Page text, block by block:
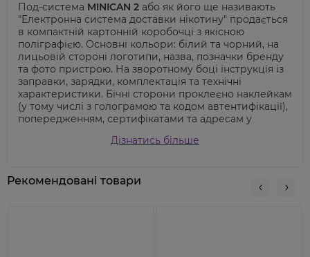
Под-система MINICAN 2 або як його ще називають
"Електронна система доставки нікотину" продається
в компактній картонній коробочці з якісною
поліграфією. Основні кольори: білий та чорний, на
лицьовій стороні логотипи, назва, позначки бренду
та фото пристрою. На зворотному боці інструкція із
заправки, зарядки, комплектація та технічні
характеристики. Бічні сторони проклеєно наклейкам
(у тому числі з голограмою та кодом автентифікації),
попередженням, сертифікатами та адресам у
досить докладна інструкція англійською мовою.
Дізнатись більше
Рекомендовані товари